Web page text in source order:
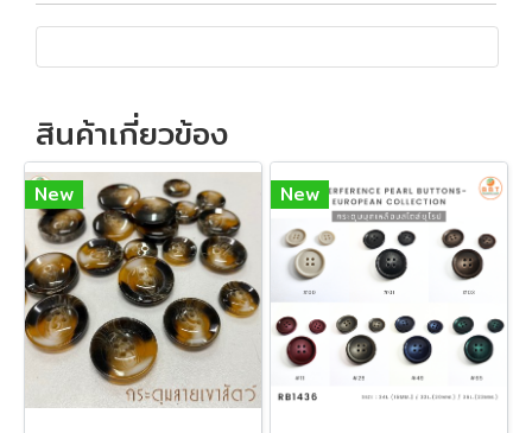
สินค้าเกี่ยวข้อง
New New